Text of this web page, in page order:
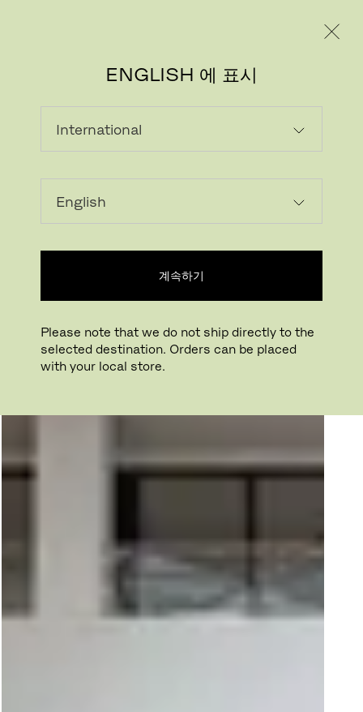
ENGLISH 에 표시
계속하기
Please note that we do not ship directly to the
selected destination. Orders can be placed
with your local store.